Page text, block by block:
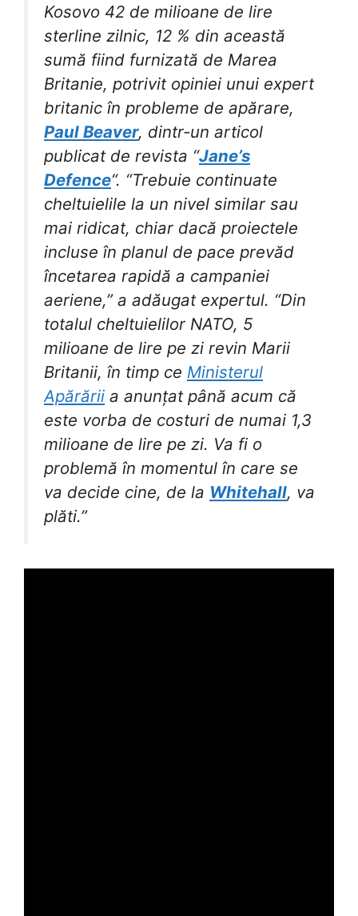
Kosovo 42 de milioane de lire
sterline zilnic, 12 % din această
sumă fiind furnizată de Marea
Britanie, potrivit opiniei unui expert
britanic în probleme de apărare,
Paul Beaver, dintr-un articol
publicat de revista “Jane’s
Defence“. “Trebuie continuate
cheltuielile la un nivel similar sau
mai ridicat, chiar dacă proiectele
incluse în planul de pace prevăd
încetarea rapidă a campaniei
aeriene,” a adăugat expertul. “Din
totalul cheltuielilor NATO, 5
milioane de lire pe zi revin Marii
Britanii, în timp ce Ministerul
Apărării a anunțat până acum că
este vorba de costuri de numai 1,3
milioane de lire pe zi. Va fi o
problemă în momentul în care se
va decide cine, de la Whitehall, va
plăti.”